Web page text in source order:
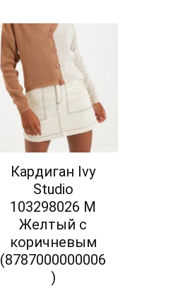
Кардиган Ivy
Studio
103298026 M
Желтый с
коричневым
(8787000000006
)